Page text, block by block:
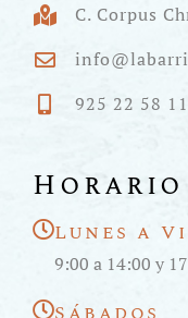
C. Corpus
925 22 58 11
Horario
Lunes a
9:00 a 14:00 y